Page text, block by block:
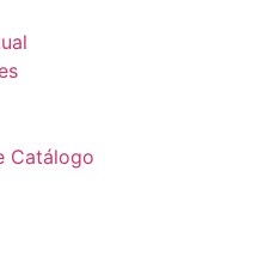
Catálogo